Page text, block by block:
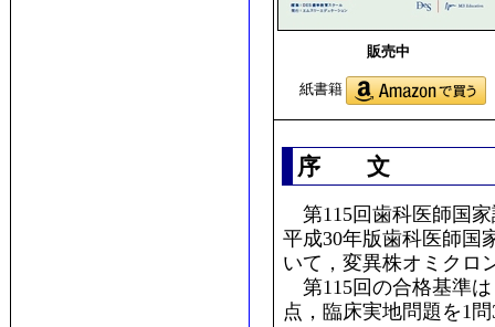
販売中
紙書籍
序 文
第115回歯科医師国家
平成30年版歯科医師国
いて，変異株オミクロ
第115回の合格基準
点，臨床実地問題を1